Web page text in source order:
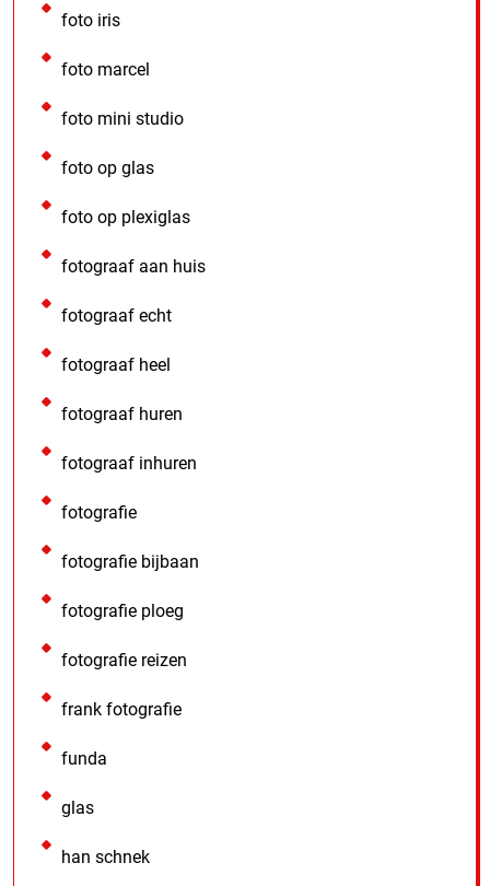
foto iris
foto marcel
foto mini studio
foto op glas
foto op plexiglas
fotograaf aan huis
fotograaf echt
fotograaf heel
fotograaf huren
fotograaf inhuren
fotografie
fotografie bijbaan
fotografie ploeg
fotografie reizen
frank fotografie
funda
glas
han schnek